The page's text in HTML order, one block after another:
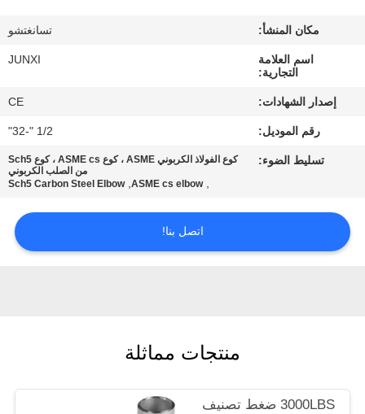
جولة
المعمل
مراقبة
اتصل
بنا
اقتباس
مكان المنشأ: تسانغتشو
اسم العلامة
التجارية:
JUNXI
إصدار الشهادات: CE
رقم الموديل: 1/2 "-32"
تسليط الضوء:
كوع الفولاذ الكربوني ASME ، كوع ASME cs ، كوع Sch5
من الصلب الكربوني
,
ASME cs elbow
,
Sch5 Carbon Steel Elbow
اتصل بنا!
منتجات مماثلة
3000LBS ضغط تصنيف